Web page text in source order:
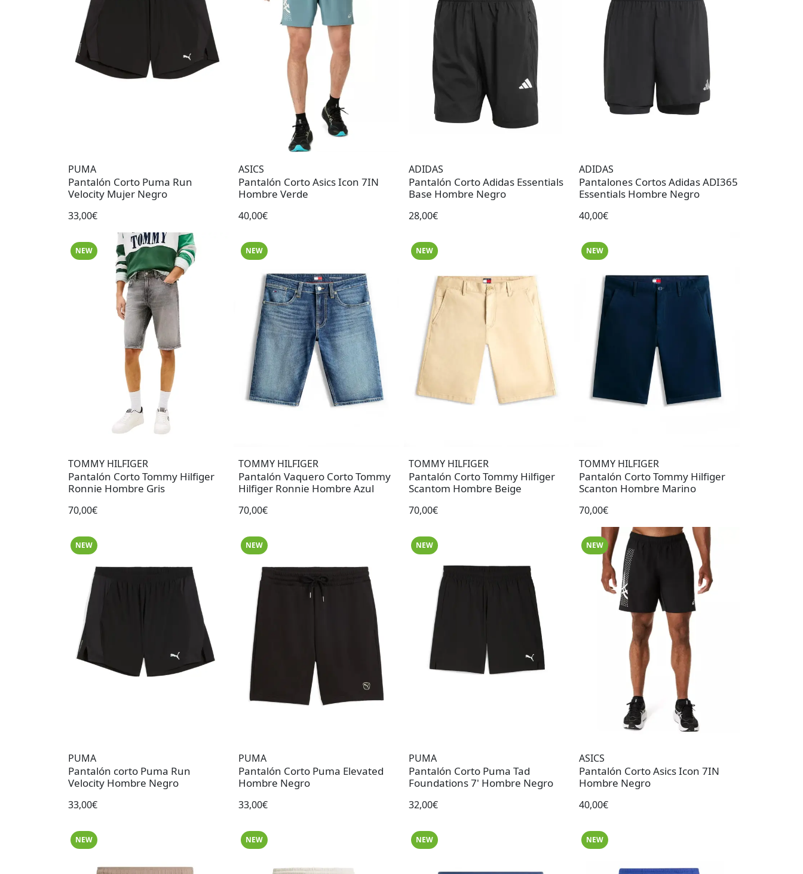
PUMA
Pantalón Corto Puma Run
Velocity Mujer Negro
33,00€
ASICS
Pantalón Corto Asics Icon 7IN
Hombre Verde
40,00€
ADIDAS
Pantalón Corto Adidas Essentials
Base Hombre Negro
28,00€
ADIDAS
Pantalones Cortos Adidas ADI365
Essentials Hombre Negro
40,00€
NEW
TOMMY HILFIGER
Pantalón Corto Tommy Hilfiger
Ronnie Hombre Gris
70,00€
NEW
TOMMY HILFIGER
Pantalón Vaquero Corto Tommy
Hilfiger Ronnie Hombre Azul
70,00€
NEW
TOMMY HILFIGER
Pantalón Corto Tommy Hilfiger
Scantom Hombre Beige
70,00€
NEW
TOMMY HILFIGER
Pantalón Corto Tommy Hilfiger
Scanton Hombre Marino
70,00€
NEW
PUMA
Pantalón corto Puma Run
Velocity Hombre Negro
33,00€
NEW
PUMA
Pantalón Corto Puma Elevated
Hombre Negro
33,00€
NEW
PUMA
Pantalón Corto Puma Tad
Foundations 7' Hombre Negro
32,00€
NEW
ASICS
Pantalón Corto Asics Icon 7IN
Hombre Negro
40,00€
NEW NEW NEW NEW